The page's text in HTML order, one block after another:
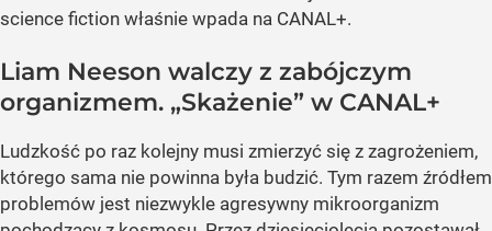
science fiction właśnie wpada na CANAL+.
Liam Neeson walczy z zabójczym
organizmem. „Skażenie” w CANAL+
Ludzkość po raz kolejny musi zmierzyć się z zagrożeniem,
którego sama nie powinna była budzić. Tym razem źródłem
problemów jest niezwykle agresywny mikroorganizm